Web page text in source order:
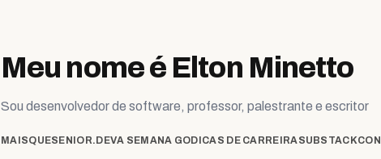
Meu nome é Elton Minetto
Sou desenvolvedor de software, professor, palestrante e escritor
MAISQUESENIOR.DEVA SEMANA GODICAS DE CARREIRASUBSTACK